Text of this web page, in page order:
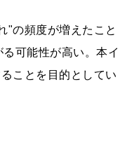
"の頻度が増えたこと
可能性が高い。本イ
ことを目的としてい